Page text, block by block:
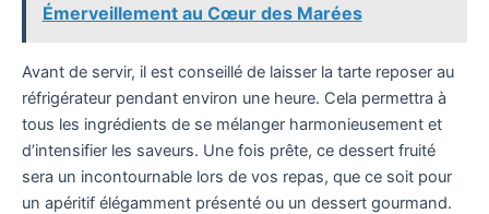
Émerveillement au Cœur des Marées
Avant de servir, il est conseillé de laisser la tarte reposer au
réfrigérateur pendant environ une heure. Cela permettra à
tous les ingrédients de se mélanger harmonieusement et
d’intensifier les saveurs. Une fois prête, ce dessert fruité
sera un incontournable lors de vos repas, que ce soit pour
un apéritif élégamment présenté ou un dessert gourmand.